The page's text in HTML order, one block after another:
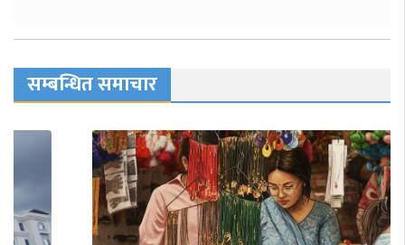
सम्बन्धित समाचार